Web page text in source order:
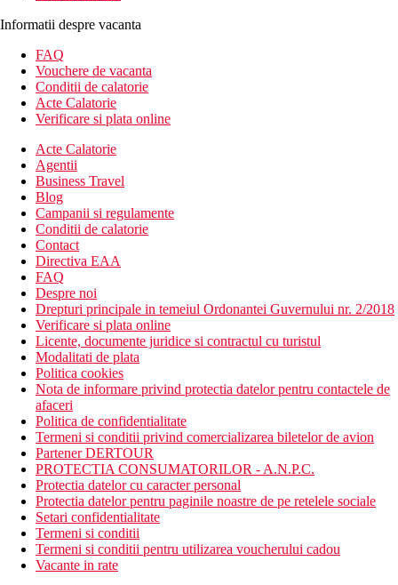
Informatii despre vacanta
FAQ
Vouchere de vacanta
Conditii de calatorie
Acte Calatorie
Verificare si plata online
Acte Calatorie
Agentii
Business Travel
Blog
Campanii si regulamente
Conditii de calatorie
Contact
Directiva EAA
FAQ
Despre noi
Drepturi principale in temeiul Ordonantei Guvernului nr. 2/2018
Verificare si plata online
Licente, documente juridice si contractul cu turistul
Modalitati de plata
Politica cookies
Nota de informare privind protectia datelor pentru contactele de
afaceri
Politica de confidentialitate
Termeni si conditii privind comercializarea biletelor de avion
Partener DERTOUR
PROTECTIA CONSUMATORILOR - A.N.P.C.
Protectia datelor cu caracter personal
Protectia datelor pentru paginile noastre de pe retelele sociale
Setari confidentialitate
Termeni si conditii
Termeni si conditii pentru utilizarea voucherului cadou
Vacante in rate